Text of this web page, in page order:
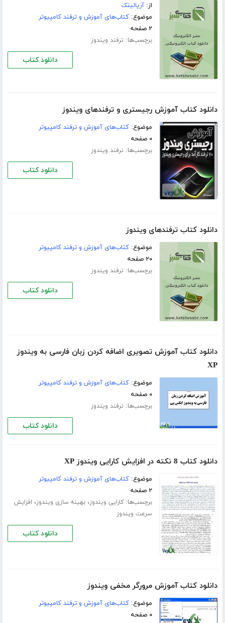
از:آریالینک
موضوع:کتاب‌های آموزش و ترفند کامپیوتر
۲ صفحه
برچسب‌ها: ترفند ویندوز
دانلود کتاب
دانلود کتاب آموزش رجیستری و ترفندهای ویندوز
موضوع:کتاب‌های آموزش و ترفند کامپیوتر
۰ صفحه
برچسب‌ها: ترفند ویندوز
دانلود کتاب
دانلود کتاب ترفندهای ویندوز
موضوع:کتاب‌های آموزش و ترفند کامپیوتر
۲۰ صفحه
برچسب‌ها: ترفند ویندوز
دانلود کتاب
دانلود کتاب آموزش تصویری اضافه کردن زبان فارسی به ویندوز
XP
موضوع:کتاب‌های آموزش و ترفند کامپیوتر
۰ صفحه
برچسب‌ها: ترفند ویندوز
دانلود کتاب
دانلود کتاب 8 نکته در افزایش کارایی ویندوز XP
موضوع:کتاب‌های آموزش و ترفند کامپیوتر
۲ صفحه
برچسب‌ها:کارایی ویندوز،بهینه سازی ویندوز، افزایش
سرعت ویندوز
دانلود کتاب
دانلود کتاب آموزش مرورگر مخفی ویندوز
موضوع:کتاب‌های آموزش و ترفند کامپیوتر
۰ صفحه